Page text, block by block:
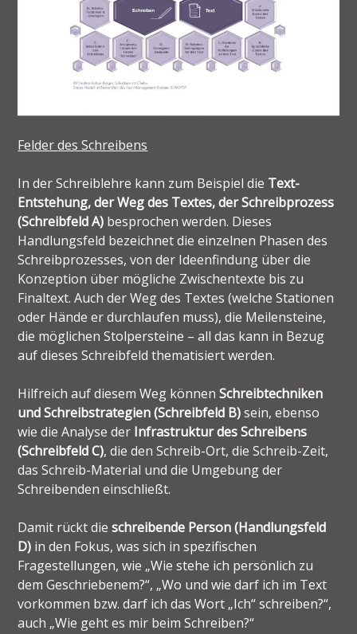
Felder des Schreibens
In der Schreiblehre kann zum Beispiel die Text-
Entstehung, der Weg des Textes, der Schreibprozess
(Schreibfeld A) besprochen werden. Dieses
Handlungsfeld bezeichnet die einzelnen Phasen des
Schreibprozesses, von der Ideenfindung über die
Konzeption über mögliche Zwischentexte bis zu
Finaltext. Auch der Weg des Textes (welche Stationen
oder Hände er durchlaufen muss), die Meilensteine,
die möglichen Stolpersteine – all das kann in Bezug
auf dieses Schreibfeld thematisiert werden.
Hilfreich auf diesem Weg könnenSchreibtechniken
und Schreibstrategien (Schreibfeld B)sein, ebenso
wie die Analyse der Infrastruktur des Schreibens
(Schreibfeld C), die den Schreib-Ort, die Schreib-Zeit,
das Schreib-Material und die Umgebung der
Schreibenden einschließt.
Damit rückt dieschreibende Person (Handlungsfeld
D) in den Fokus, was sich in spezifischen
Fragestellungen, wie „Wie stehe ich persönlich zu
dem Geschriebenem?“, „Wo und wie darf ich im Text
vorkommen bzw. darf ich das Wort „Ich“ schreiben?“,
auch „Wie geht es mir beim Schreiben?“